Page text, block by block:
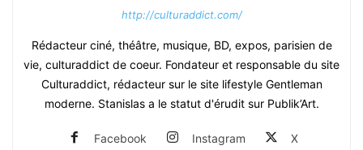
http://culturaddict.com/
Rédacteur ciné, théâtre, musique, BD, expos, parisien de
vie, culturaddict de coeur. Fondateur et responsable du site
Culturaddict, rédacteur sur le site lifestyle Gentleman
moderne. Stanislas a le statut d'érudit sur Publik’Art.
Facebook Instagram X